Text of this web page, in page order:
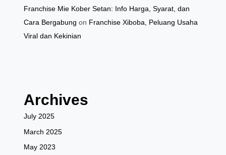
Franchise Mie Kober Setan: Info Harga, Syarat, dan
Cara Bergabung on Franchise Xiboba, Peluang Usaha
Viral dan Kekinian
Archives
July 2025
March 2025
May 2023